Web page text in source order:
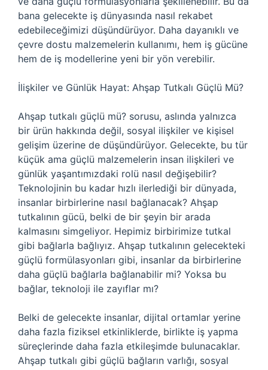
bana gelecekte iş dünyasında nasıl rekabet
edebileceğimizi düşündürüyor. Daha dayanıklı ve
çevre dostu malzemelerin kullanımı, hem iş gücüne
hem de iş modellerine yeni bir yön verebilir.
İlişkiler ve Günlük Hayat: Ahşap Tutkalı Güçlü Mü?
Ahşap tutkalı güçlü mü? sorusu, aslında yalnızca
bir ürün hakkında değil, sosyal ilişkiler ve kişisel
gelişim üzerine de düşündürüyor. Gelecekte, bu tür
küçük ama güçlü malzemelerin insan ilişkileri ve
günlük yaşantımızdaki rolü nasıl değişebilir?
Teknolojinin bu kadar hızlı ilerlediği bir dünyada,
insanlar birbirlerine nasıl bağlanacak? Ahşap
tutkalının gücü, belki de bir şeyin bir arada
kalmasını simgeliyor. Hepimiz birbirimize tutkal
gibi bağlarla bağlıyız. Ahşap tutkalının gelecekteki
güçlü formülasyonları gibi, insanlar da birbirlerine
daha güçlü bağlarla bağlanabilir mi? Yoksa bu
bağlar, teknoloji ile zayıflar mı?
Belki de gelecekte insanlar, dijital ortamlar yerine
daha fazla fiziksel etkinliklerde, birlikte iş yapma
süreçlerinde daha fazla etkileşimde bulunacaklar.
Ahşap tutkalı gibi güçlü bağların varlığı, sosyal